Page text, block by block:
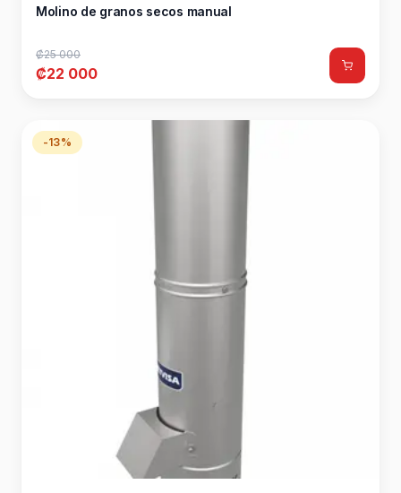
Molino de granos secos manual
₡25 000
₡22 000
-13%